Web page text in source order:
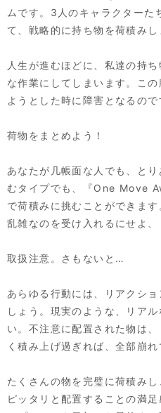
ムです。3人のキャラクターた
て、戦略的に持ち物を荷積みし
人生が進むほどに、私達の持
な作業にしてしまいます。こ
ようとした時に障害となるので
荷物をまとめよう！
あなたが几帳面な人でも、と
むタイプでも、『One Move
で荷積みに挑むことができます
乱雑なのを受け入れるにせよ、
取扱注意。さもないと…
あらゆる行動には、リアクシ
しょう。現実のような、リア
い。不注意に配置された物は
く積み上げ過ぎれば、全部崩れ
たくさんの物を完璧に荷積み
ピッタリと配置することの満